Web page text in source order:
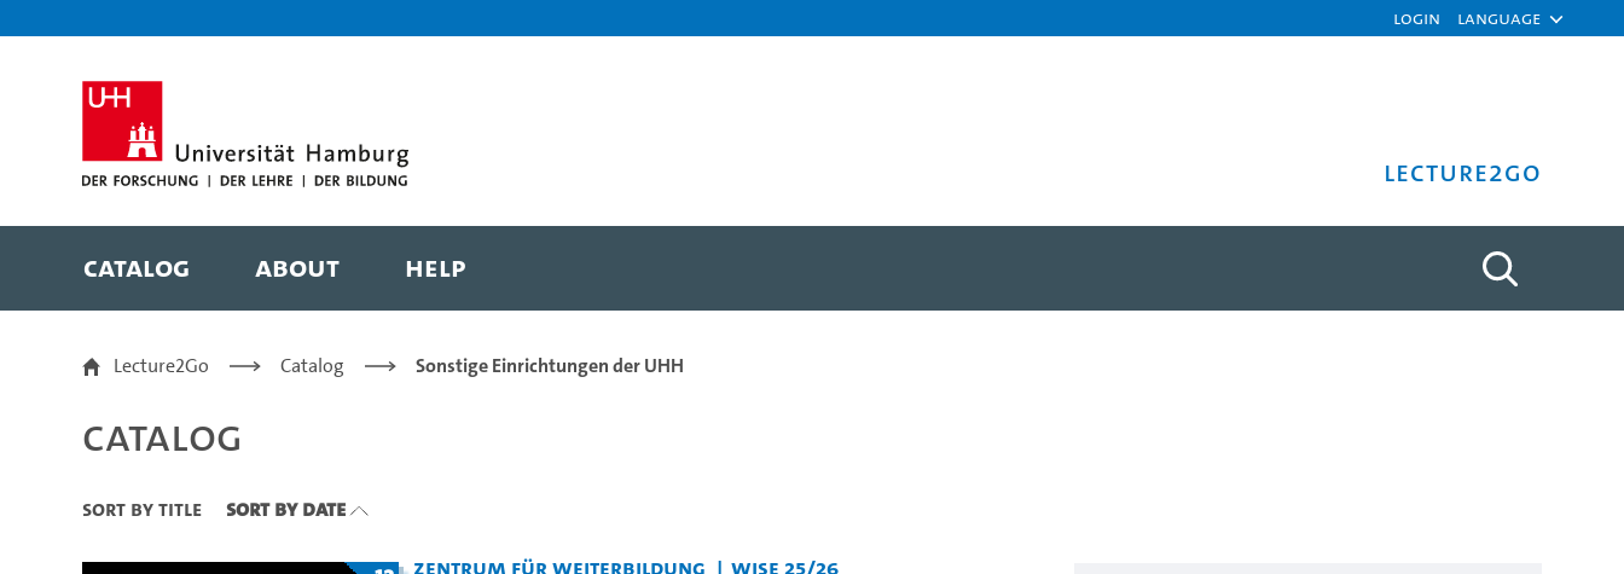
Login Language
Lecture2Go
Catalog About Help
Catalog
Lecture2Go Catalog Sonstige Einrichtungen der UHH
Catalog
Sort By Title Sort By Date
Zentrum für Weiterbildung WiSe 25/26